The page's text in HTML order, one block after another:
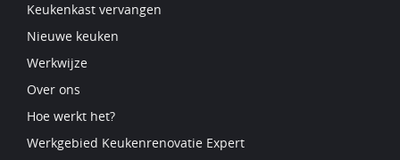
Keukenkast vervangen
Nieuwe keuken
Werkwijze
Over ons
Hoe werkt het?
Werkgebied Keukenrenovatie Expert